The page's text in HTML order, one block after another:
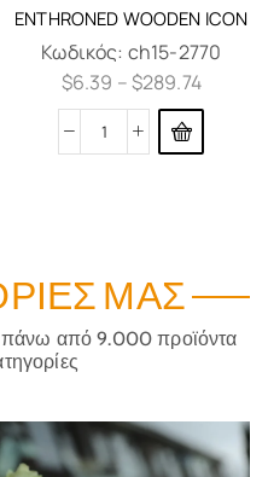
ENTHRONED WOODEN ICON
Κωδικός: ch15-2770
$6.39 –$289.74
ΜΑΣ
πάνω από 9.000 προϊόντα